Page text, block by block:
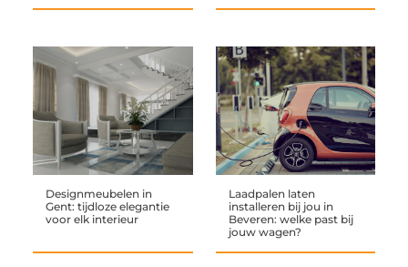
Designmeubelen in
Gent: tijdloze elegantie
voor elk interieur
Laadpalen laten
installeren bij jou in
Beveren: welke past bij
jouw wagen?